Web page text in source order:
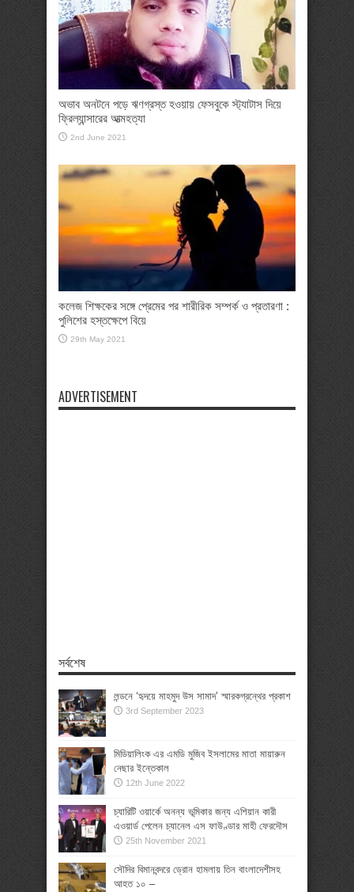
অভাব অনটনে পড়ে ঋণগ্রস্ত হওয়ায় ফেসবুকে স্ট্যাটাস দিয়ে
ফ্রিল্যান্সারের আত্মহত্যা
2nd June 2021
কলেজ শিক্ষকের সঙ্গে প্রেমের পর শারীরিক সম্পর্ক ও প্রতারণা :
পুলিশের হস্তক্ষেপে বিয়ে
29th May 2021
ADVERTISEMENT
সর্বশেষ
লন্ডনে ‘হৃদয়ে মাহমুদ উস সামাদ’ স্মারকগ্রন্থের প্রকাশ
3rd September 2023
মিডিয়ালিংক এর এমডি মুজিব ইসলামের মাতা মায়ারুন
নেছার ইন্তেকাল
12th June 2022
চ্যারিটি ওয়ার্কে অনন্য ভূমিকার জন্য এশিয়ান কারী
এওয়ার্ড পেলেন চ্যানেল এস ফাউণ্ডার মাহী ফেরদৌস
25th November 2021
সৌদির বিমানবন্দরে ড্রোন হামলায় তিন বাংলাদেশীসহ
আহত ১০ –